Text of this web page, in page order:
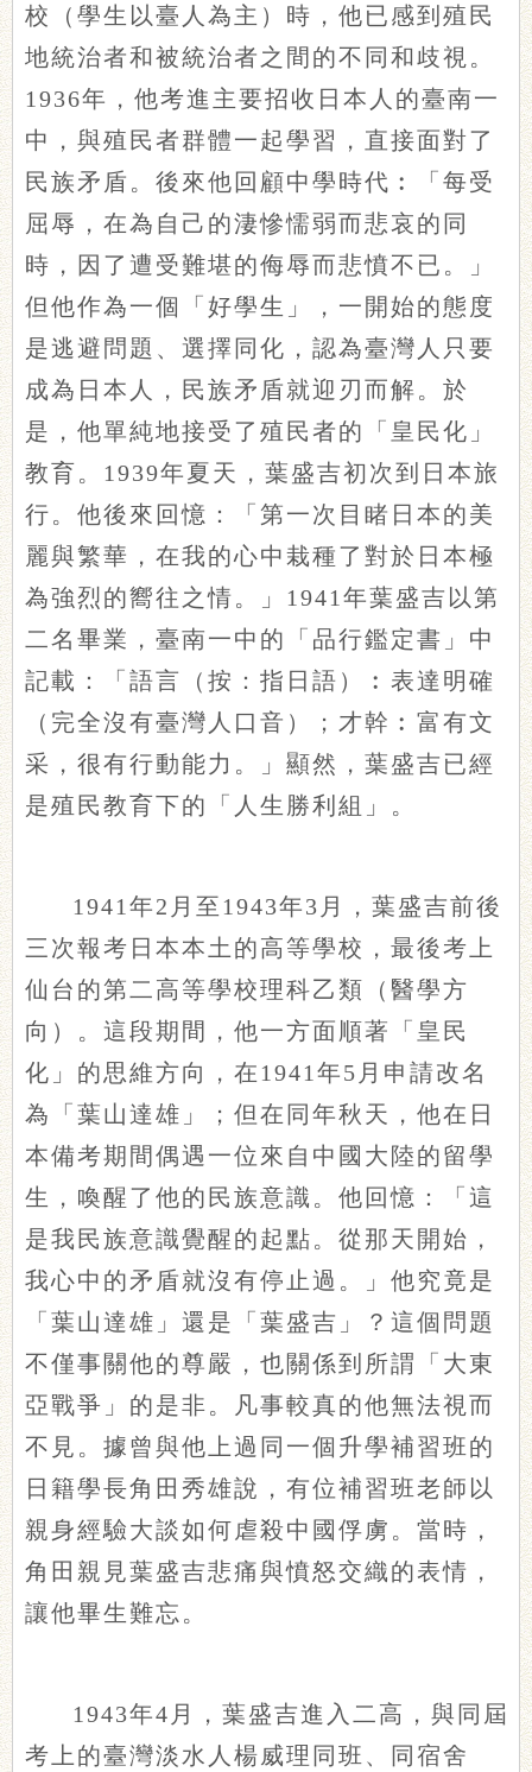
校（學生以臺人為主）時，他已感到殖民
地統治者和被統治者之間的不同和歧視。
1936年，他考進主要招收日本人的臺南一
中，與殖民者群體一起學習，直接面對了
民族矛盾。後來他回顧中學時代︰「每受
屈辱，在為自己的淒慘懦弱而悲哀的同
時，因了遭受難堪的侮辱而悲憤不已。」
但他作為一個「好學生」，一開始的態度
是逃避問題、選擇同化，認為臺灣人只要
成為日本人，民族矛盾就迎刃而解。於
是，他單純地接受了殖民者的「皇民化」
教育。1939年夏天，葉盛吉初次到日本旅
行。他後來回憶：「第一次目睹日本的美
麗與繁華，在我的心中栽種了對於日本極
為強烈的嚮往之情。」1941年葉盛吉以第
二名畢業，臺南一中的「品行鑑定書」中
記載：「語言（按：指日語）︰表達明確
（完全沒有臺灣人口音）；才幹︰富有文
采，很有行動能力。」顯然，葉盛吉已經
是殖民教育下的「人生勝利組」。
1941年2月至1943年3月，葉盛吉前後
三次報考日本本土的高等學校，最後考上
仙台的第二高等學校理科乙類（醫學方
向）。這段期間，他一方面順著「皇民
化」的思維方向，在1941年5月申請改名
為「葉山達雄」；但在同年秋天，他在日
本備考期間偶遇一位來自中國大陸的留學
生，喚醒了他的民族意識。他回憶：「這
是我民族意識覺醒的起點。從那天開始，
我心中的矛盾就沒有停止過。」他究竟是
「葉山達雄」還是「葉盛吉」？這個問題
不僅事關他的尊嚴，也關係到所謂「大東
亞戰爭」的是非。凡事較真的他無法視而
不見。據曾與他上過同一個升學補習班的
日籍學長角田秀雄說，有位補習班老師以
親身經驗大談如何虐殺中國俘虜。當時，
角田親見葉盛吉悲痛與憤怒交織的表情，
讓他畢生難忘。
1943年4月，葉盛吉進入二高，與同屆
考上的臺灣淡水人楊威理同班、同宿舍